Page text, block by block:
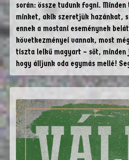
során: össze tudunk fogni.
minket, akik szeretjük hazánkat,
ennek a mostani eseménynek
következményei vannak, most
tiszta lelkű magyart – sőt,
hogy álljunk oda egymás mellé!